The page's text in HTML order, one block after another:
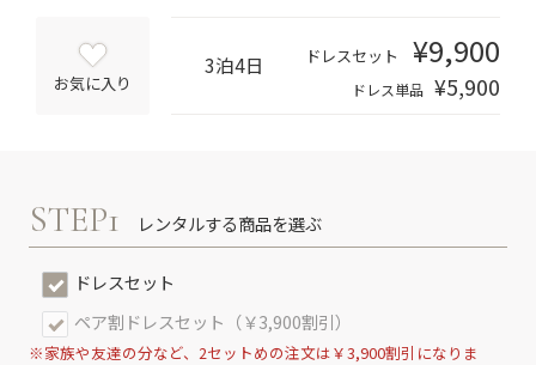
お気に入り
3泊4日 ドレスセット ¥9,900
ドレス単品 ¥5,900
STEP1 レンタルする商品を選ぶ
ドレスセット
ペア割ドレスセット（￥3,900割引）
※家族や友達の分など、2セットめの注文は￥3,900割引になりま